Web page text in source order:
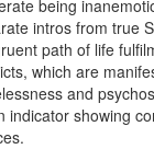
being
intros from true
path of life
which are
and
indicator showing